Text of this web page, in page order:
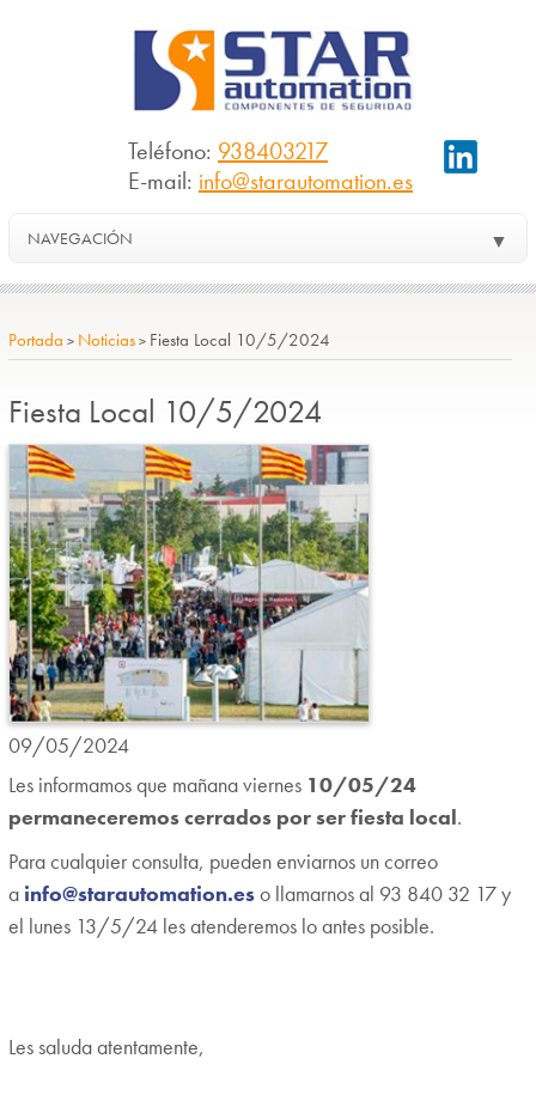
Teléfono: 938403217
E-mail: info@starautomation.es
NAVEGACIÓN ▼
Portada > Noticias> Fiesta Local 10/5/2024
Fiesta Local 10/5/2024
09/05/2024
Les informamos que mañana viernes 10/05/24
permaneceremos cerrados por ser fiesta local.
Para cualquier consulta, pueden enviarnos un correo
a info@starautomation.eso llamarnos al 93 840 32 17 y
el lunes 13/5/24 les atenderemos lo antes posible.
Les saluda atentamente,